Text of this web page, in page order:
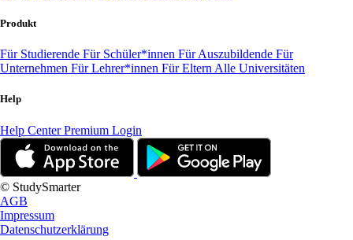
Produkt
Für Studierende Für Schüler*innen Für Auszubildende Für
Unternehmen Für Lehrer*innen Für Eltern Alle Universitäten
Help
Help CenterPremium Login
© StudySmarter
AGB
Impressum
Datenschutzerklärung